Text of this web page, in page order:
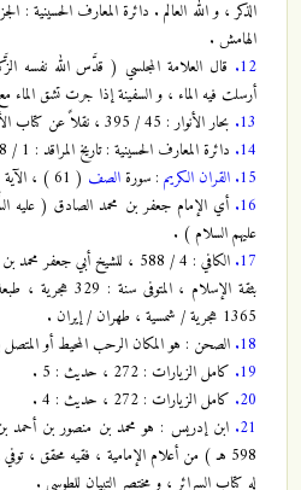
الهامش .
12. قال العلامة المجلسي ( قدَّس الله
أرسلت فيه الماء ، و السفينة إذا جرت تشق
13. بحار الأنوار : 45 / 395 ، نقلاً عن كتاب الأمالي للشيخ الطوسي .
14. دائرة المعارف الحسينية : تاريخ المراقد : 1 / 278 .
15. القران الكريم : سورةالصف ( 61 ) ، الآية : 8 ، الصفحة :
16. أي الإمام جعفر بن محمد الصادق ( عليه
عليهم السلام ) .
17.
الكافي : 4 / 588 ، للشيخ أبي
بثقة الإسلام ،
1365 هجرية / شمسية ، طهران / إيران .
18. الصحن : هو المكان الرحب المحيط أو المتصل
19. كامل الزيارات : 272 ، حديث : 5 .
20. كامل الزيارات : 272 ، حديث : 4 .
21.
598 هـ ) من أعلام الإمامية ، فقيه محقق ،
له كتاب السرائر ، و مختصر التبيان للطوسي .